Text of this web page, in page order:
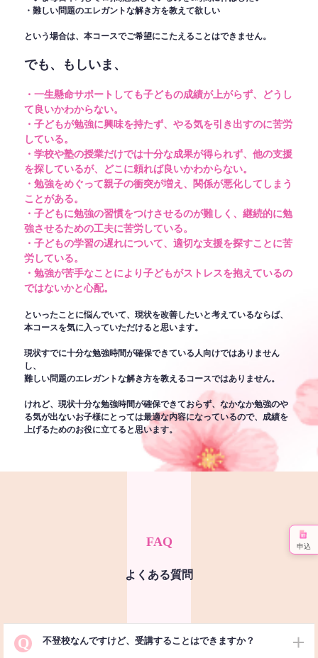
・難しい問題のエレガントな解き方を教えて欲しい
という場合は、本コースでご希望にこたえることはできません。
でも、もしいま、
・一生懸命サポートしても子どもの成績が上がらず、どうし
て良いかわからない。
・子どもが勉強に興味を持たず、やる気を引き出すのに苦労
している。
・学校や塾の授業だけでは十分な成果が得られず、他の支援
を探しているが、どこに頼れば良いかわからない。
・勉強をめぐって親子の衝突が増え、関係が悪化してしまう
ことがある。
・子どもに勉強の習慣をつけさせるのが難しく、継続的に勉
強させるための工夫に苦労している。
・子どもの学習の遅れについて、適切な支援を探すことに苦
労している。
・勉強が苦手なことにより子どもがストレスを抱えているの
ではないかと心配。
といったことに悩んでいて、現状を改善したいと考えているならば、
本コースを気に入っていただけると思います。
現状すでに十分な勉強時間が確保できている人向けではありません
し、
難しい問題のエレガントな解き方を教えるコースではありません。
けれど、現状十分な勉強時間が確保できておらず、なかなか勉強のや
る気が出ないお子様にとっては最適な内容になっているので、成績を
上げるためのお役に立てると思います。
FAQ
よくある質問
Q 不登校なんですけど、受講することはできますか？
申込